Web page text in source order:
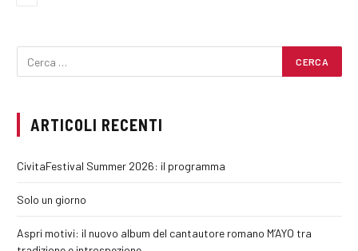
ARTICOLI RECENTI
CivitaFestival Summer 2026: il programma
Solo un giorno
Aspri motivi: il nuovo album del cantautore romano M’AYO tra